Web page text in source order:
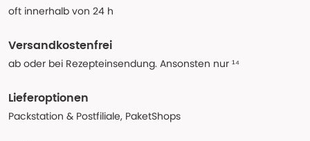
oft innerhalb von 24 h
Versandkostenfrei
ab oder bei Rezepteinsendung. Ansonsten nur ¹⁴
Lieferoptionen
Packstation & Postfiliale, PaketShops